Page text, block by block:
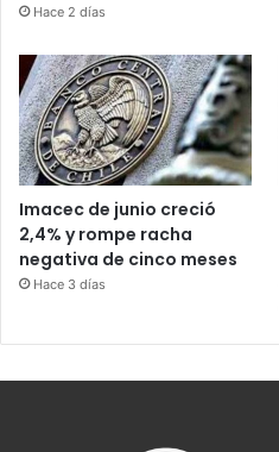
Hace 2 días
Imacec de junio creció
2,4% y rompe racha
negativa de cinco meses
Hace 3 días